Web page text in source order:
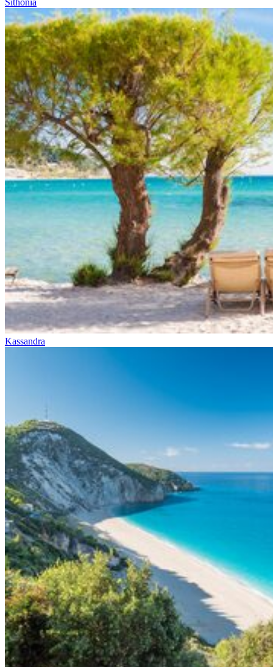
Kassandra